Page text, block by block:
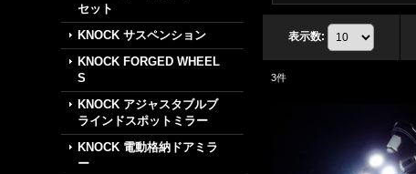
セット
KNOCK サスペンション
KNOCK FORGED WHEEL
S
KNOCK アジャスタブルブ
ラインドスポットミラー
KNOCK 電動格納ドアミラ
ー
表示数:
3件